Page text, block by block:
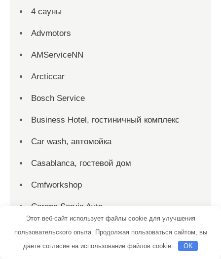
4 сауны
Advmotors
AMServiceNN
Arcticcar
Bosch Service
Business Hotel, гостиничный комплекс
Car wash, автомойка
Casablanca, гостевой дом
Cmfworkshop
Corona Servis Avto
Detailing baza, центр кузовного ремонта и
Этот веб-сайт использует файлы cookie для улучшения
пользовательского опыта. Продолжая пользоваться сайтом, вы
даете согласие на использование файлов cookie.
OK